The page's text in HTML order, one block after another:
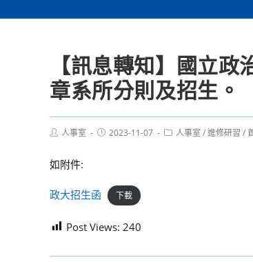
【訊息轉知】國立
章系所分則及招生。
Post人事室
Post2023-11-07
Post人事室 /進修研習 /
如附件:
政大招生函 下載
Post Views: 240